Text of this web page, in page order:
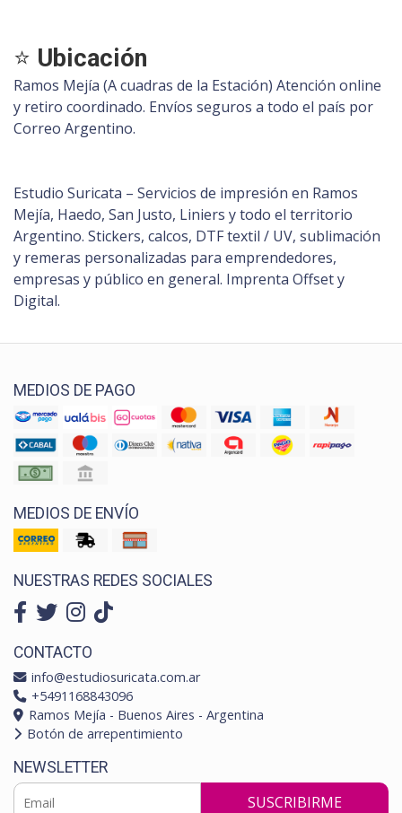
⭐ Ubicación
Ramos Mejía (A cuadras de la Estación) Atención online
y retiro coordinado. Envíos seguros a todo el país por
Correo Argentino.
Estudio Suricata – Servicios de impresión en Ramos
Mejía, Haedo, San Justo, Liniers y todo el territorio
Argentino. Stickers, calcos, DTF textil / UV, sublimación
y remeras personalizadas para emprendedores,
empresas y público en general. Imprenta Offset y
Digital.
MEDIOS DE PAGO
MEDIOS DE ENVÍO
NUESTRAS REDES SOCIALES
CONTACTO
info@estudiosuricata.com.ar
+5491168843096
Ramos Mejía - Buenos Aires - Argentina
Botón de arrepentimiento
NEWSLETTER
SUSCRIBIRME